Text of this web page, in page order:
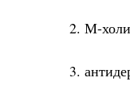
2. М-
3.